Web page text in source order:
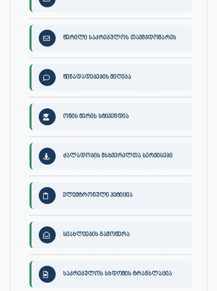
წერილი საკრებულოს თავმჯდომარეს
წინადადებების მიღება
ონის მერის სტიპენდია
ძალადობის მსხვერპლთა სერვისები
ელექტრონული პეტიცია
სიახლეების გამოწერა
საკრებულოს სხდომის ტრანსლაცია